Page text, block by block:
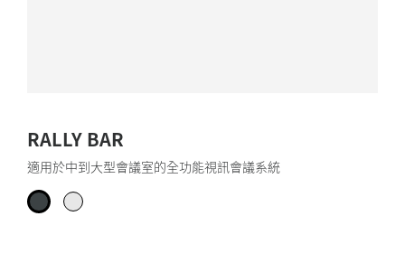
RALLY BAR
適用於中到大型會議室的全功能視訊會議系統